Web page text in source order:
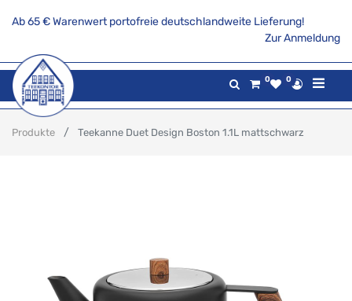
Ab 65 € Warenwert portofreie deutschlandweite Lieferung!
Zur Anmeldung
0 0
Produkte Teekanne Duet Design Boston 1.1L mattschwarz